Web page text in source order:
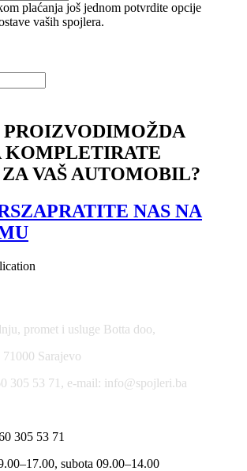
plaćanja još jednom potvrdite opcije
vaših spojlera.
MOŽDA
KOMPLETIRATE
VAŠ AUTOMOBIL?
ZAPRATITE NAS NA
promet i usluge Botta doo,
Sarajevo
305 53 71, e-mail: info@spojleri.ba
305 53 71
subota 09.00–14.00